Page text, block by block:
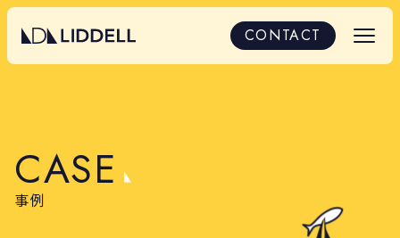
CONTACT
導入事例｜LIDDELLの取り組みと成果
CASE
事例